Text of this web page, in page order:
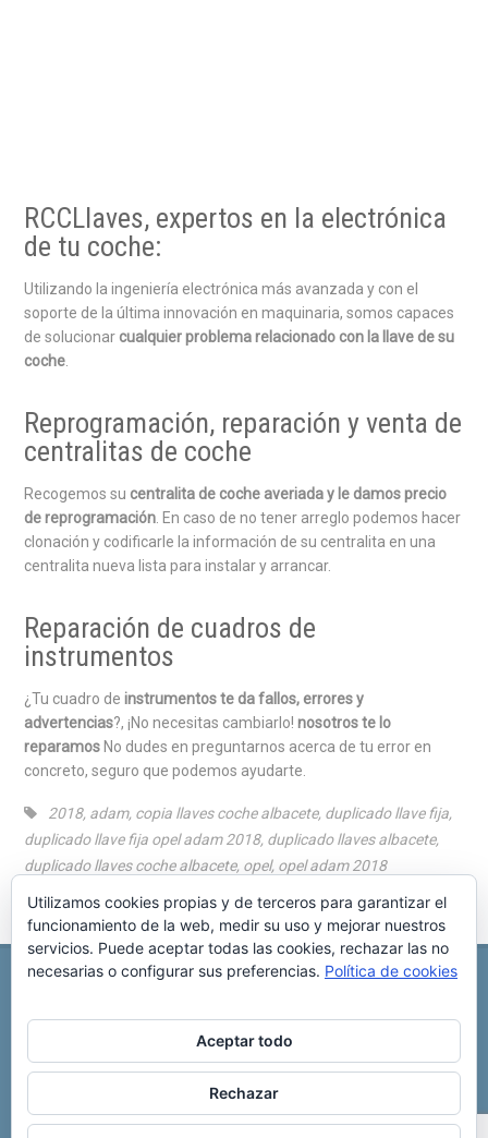
RCCLlaves, expertos en la electrónica
de tu coche:
Utilizando la ingeniería electrónica más avanzada y con el
soporte de la última innovación en maquinaria, somos capaces
de solucionar cualquier problema relacionado con la llave de su
coche
Reprogramación, reparación y venta de
centralitas de coche
Recogemos su centralita de coche averiada y le damos precio
de reprogramación . En caso de no tener arreglo podemos hacer
clonación y codificarle la información de su centralita en una
centralita nueva lista para instalar y arrancar.
Reparación de cuadros de
instrumentos
¿Tu cuadro deinstrumentos te da fallos, errores y
advertencias?, ¡No necesitas cambiarlo!nosotros te lo
reparamos No dudes en preguntarnos acerca de tu error en
concreto, seguro que podemos ayudarte.
2018, adam, copia llaves coche albacete, duplicado llave fija,
duplicado llave fija opel adam 2018, duplicado llaves albacete,
duplicado llaves coche albacete, opel, opel adam 2018
REPARACIÓN CENTRALITA DE COCHE
C/ Virgen del pilar, 6 ,
Copyright © 2025 Reparación Centralita De Coche
Utilizamos cookies propias y de terceros para garantizar el
funcionamiento de la web, medir su uso y mejorar nuestros
servicios. Puede aceptar todas las cookies, rechazar las no
necesarias o configurar sus preferencias. Política de cookies
Aceptar todo
Rechazar